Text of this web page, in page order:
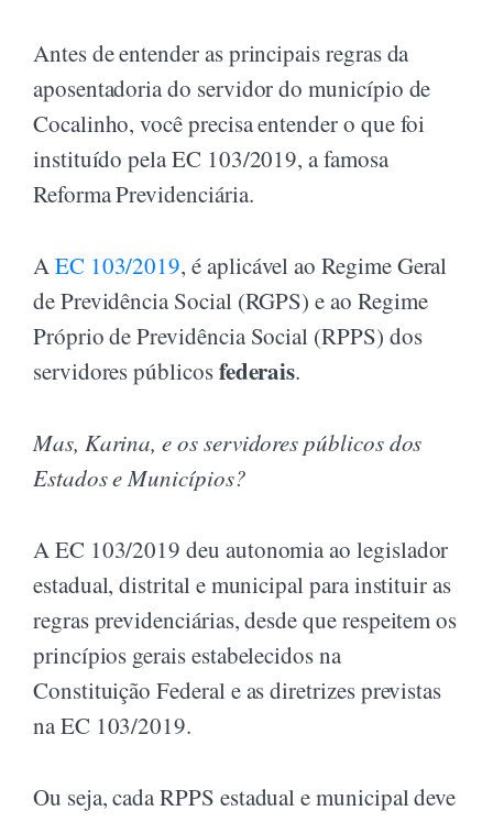
Antes de entender as principais regras da
aposentadoria do servidor do município de
Cocalinho, você precisa entender o que foi
instituído pela EC 103/2019, a famosa
Reforma Previdenciária.
AEC 103/2019, é aplicável ao Regime Geral
de Previdência Social (RGPS) e ao Regime
Próprio de Previdência Social (RPPS) dos
servidores públicosfederais.
Mas, Karina, e os servidores públicos dos
Estados e Municípios?
A EC 103/2019 deu autonomia ao legislador
estadual, distrital e municipal para instituir as
regras previdenciárias, desde que respeitem os
princípios gerais estabelecidos na
Constituição Federal e as diretrizes previstas
na EC 103/2019.
Ou seja, cada RPPS estadual e municipal deve